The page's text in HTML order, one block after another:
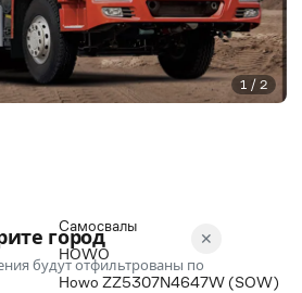
Самосвалы
HOWO
Howo ZZ5307N4647W (SOW)
1 / 2
✕
город
будут отфильтрованы по